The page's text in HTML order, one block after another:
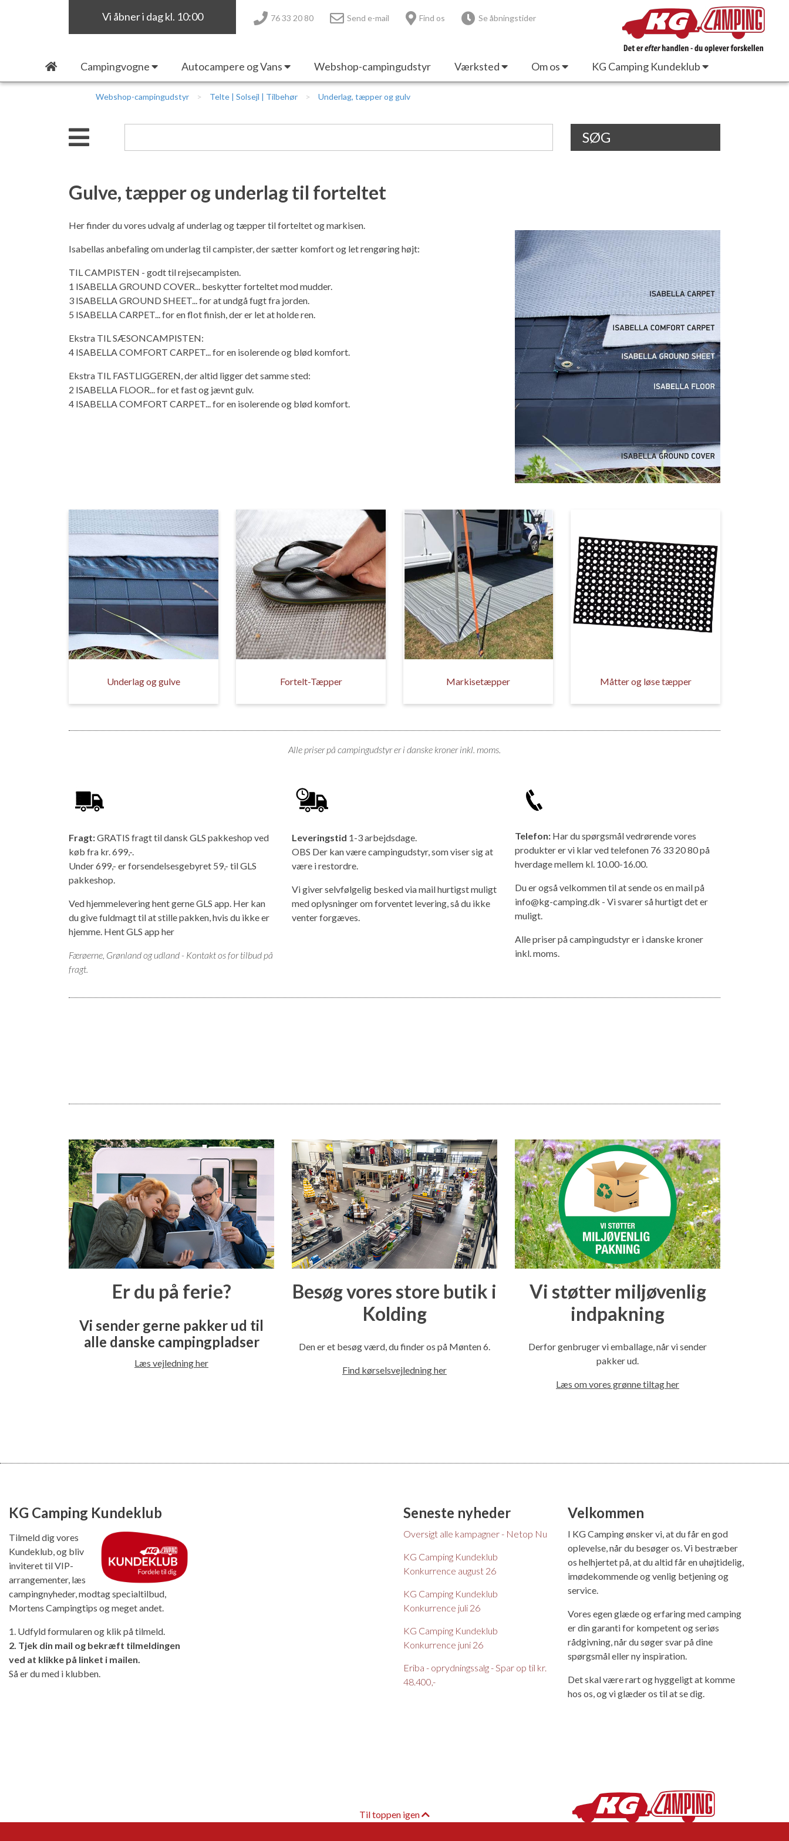
Vi åbner i dag kl. 10:00 76 33 20 80 Send e-mail Find os Se åbningstider
Campingvogne Autocampere og Vans Webshop-campingudstyr Værksted Om os KG Camping Kundeklub
Webshop-campingudstyr Telte | Solsejl | Tilbehør Underlag, tæpper og gulv
SØG
Gulve, tæpper og underlag til forteltet
Her finder du vores udvalg af underlag og tæpper til forteltet og markisen.
Isabellas anbefaling om underlag til campister, der sætter komfort og let rengøring højt:
TIL CAMPISTEN - godt til rejsecampisten.
1 ISABELLA GROUND COVER... beskytter forteltet mod mudder.
3 ISABELLA GROUND SHEET... for at undgå fugt fra jorden.
5 ISABELLA CARPET... for en flot finish, der er let at holde ren.
Ekstra TIL SÆSONCAMPISTEN:
4 ISABELLA COMFORT CARPET... for en isolerende og blød komfort.
Ekstra TIL FASTLIGGEREN, der altid ligger det samme sted:
2 ISABELLA FLOOR... for et fast og jævnt gulv.
4 ISABELLA COMFORT CARPET... for en isolerende og blød komfort.
Underlag og gulve Fortelt-Tæpper Markisetæpper Måtter og løse tæpper
Alle priser på campingudstyr er i danske kroner inkl. moms.
Fragt:GRATIS fragt til dansk GLS pakkeshop ved
køb fra kr. 699,-.
Under 699,- er forsendelsesgebyret 59,- til GLS
pakkeshop.
Ved hjemmelevering hent gerne GLS app. Her kan
du give fuldmagt til at stille pakken, hvis du ikke er
hjemme. Hent GLS app her
Færøerne, Grønland og udland - Kontakt os for tilbud på
fragt.
Leveringstid 1-3 arbejdsdage.
OBS Der kan være campingudstyr, som viser sig at
være i restordre.
Vi giver selvfølgelig besked via mail hurtigst muligt
med oplysninger om forventet levering, så du ikke
venter forgæves.
Telefon: Har du spørgsmål vedrørende vores
produkter er vi klar ved telefonen 76 33 20 80 på
hverdage mellem kl. 10.00-16.00.
Du er også velkommen til at sende os en mail på
info@kg-camping.dk - Vi svarer så hurtigt det er
muligt.
Alle priser på campingudstyr er i danske kroner
inkl. moms.
Er du på ferie?
Vi sender gerne pakker ud til
alle danske campingpladser
Læs vejledning her
Besøg vores store butik i
Kolding
Den er et besøg værd, du finder os på Mønten 6.
Find kørselsvejledning her
Vi støtter miljøvenlig
indpakning
Derfor genbruger vi emballage, når vi sender
pakker ud.
Læs om vores grønne tiltag her
KG Camping Kundeklub
Tilmeld dig vores
Kundeklub, og bliv
inviteret til VIP-
arrangementer, læs
campingnyheder, modtag specialtilbud,
Mortens Campingtips og meget andet.
1. Udfyld formularen og klik på tilmeld.
2. Tjek din mail og bekræft tilmeldingen
ved at klikke på linket i mailen.
Så er du med i klubben.
Seneste nyheder
Oversigt alle kampagner - Netop Nu
KG Camping Kundeklub
Konkurrence august 26
KG Camping Kundeklub
Konkurrence juli 26
KG Camping Kundeklub
Konkurrence juni 26
Eriba - oprydningssalg - Spar op til kr.
48.400,-
Velkommen
I KG Camping ønsker vi, at du får en god
oplevelse, når du besøger os. Vi bestræber
os helhjertet på, at du altid får en uhøjtidelig,
imødekommende og venlig betjening og
service.
Vores egen glæde og erfaring med camping
er din garanti for kompetent og seriøs
rådgivning, når du søger svar på dine
spørgsmål eller ny inspiration.
Det skal være rart og hyggeligt at komme
hos os, og vi glæder os til at se dig.
Til toppen igen